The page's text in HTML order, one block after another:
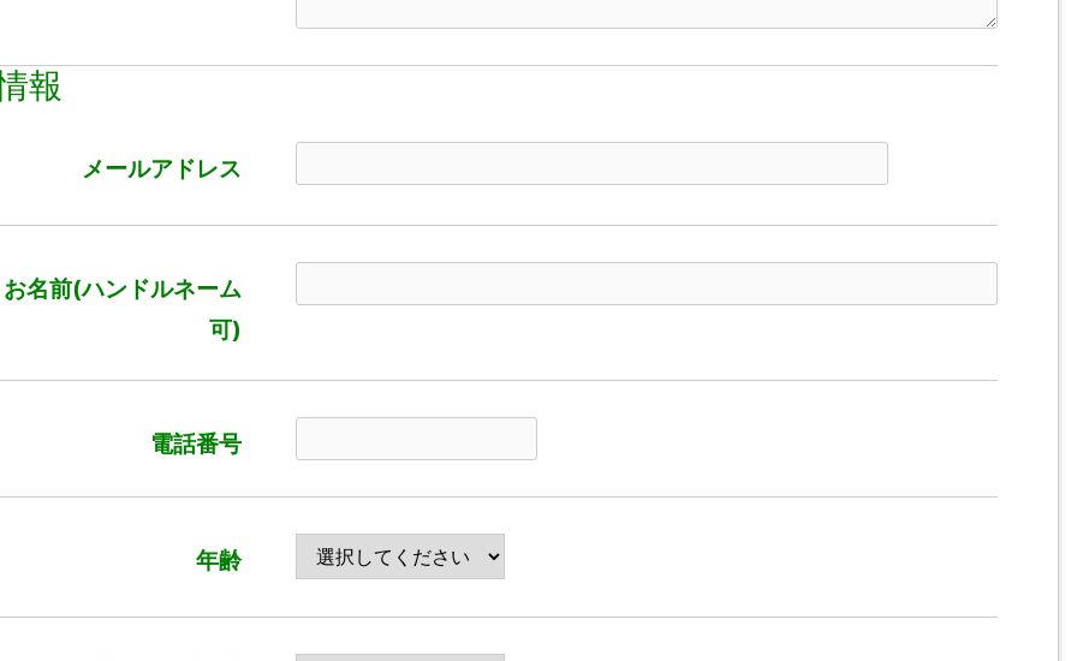
報
メールアドレス
お名前(ハンドルネーム
可)
電話番号
年齢